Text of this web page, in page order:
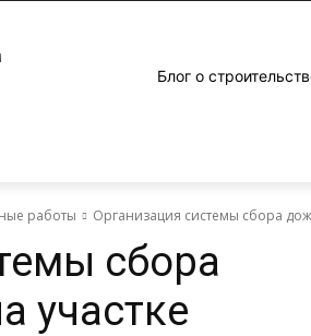
Блог о
работы Организация системы сбора
сбора
участке